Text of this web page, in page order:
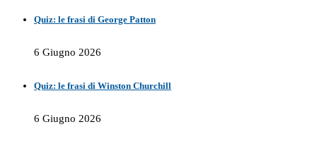
Quiz: le frasi di George Patton
6 Giugno 2026
Quiz: le frasi di Winston Churchill
6 Giugno 2026